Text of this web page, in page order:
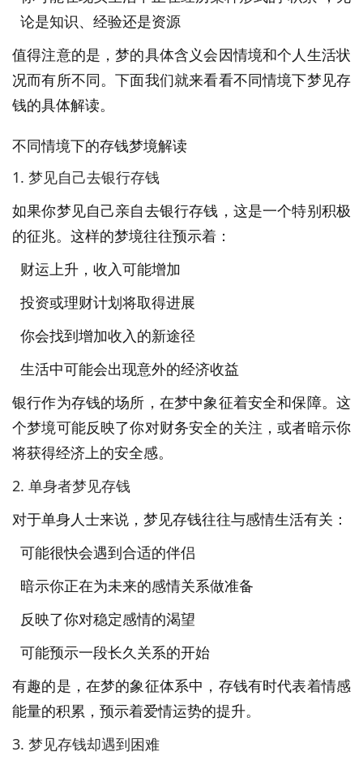
论是知识、经验还是资源
值得注意的是，梦的具体含义会因情境和个人生活状
况而有所不同。下面我们就来看看不同情境下梦见存
钱的具体解读。
不同情境下的存钱梦境解读
1. 梦见自己去银行存钱
如果你梦见自己亲自去银行存钱，这是一个特别积极
的征兆。这样的梦境往往预示着：
财运上升，收入可能增加
投资或理财计划将取得进展
你会找到增加收入的新途径
生活中可能会出现意外的经济收益
银行作为存钱的场所，在梦中象征着安全和保障。这
个梦境可能反映了你对财务安全的关注，或者暗示你
将获得经济上的安全感。
2. 单身者梦见存钱
对于单身人士来说，梦见存钱往往与感情生活有关：
可能很快会遇到合适的伴侣
暗示你正在为未来的感情关系做准备
反映了你对稳定感情的渴望
可能预示一段长久关系的开始
有趣的是，在梦的象征体系中，存钱有时代表着情感
能量的积累，预示着爱情运势的提升。
3. 梦见存钱却遇到困难